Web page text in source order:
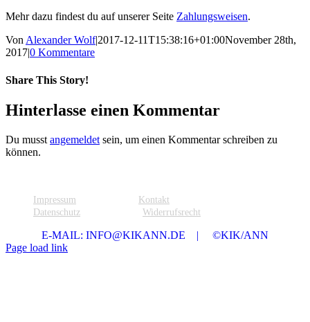
Mehr dazu findest du auf unserer Seite Zahlungsweisen.
VonAlexander Wolf|2017-12-11T15:38:16+01:00November 28th,
2017|0 Kommentare
Share This Story!
Facebook
Pinterest
E-
Mail
Hinterlasse einen Kommentar
Du musst angemeldet sein, um einen Kommentar schreiben zu
können.
Impressum
Kontakt
Datenschutz
Widerrufsrecht
E-MAIL: INFO@KIKANN.DE | ©KIK/ANN
Page load link